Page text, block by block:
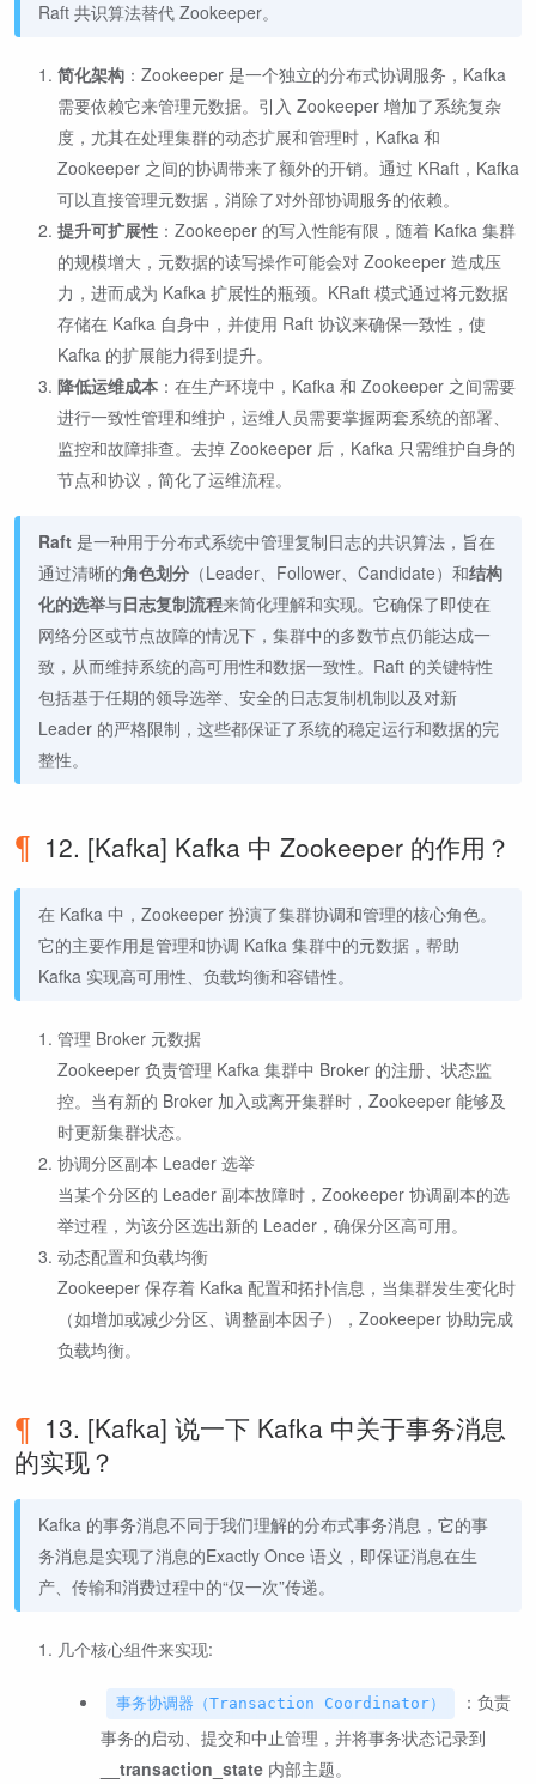
Raft 共识算法替代 Zookeeper。
简化架构 ：Zookeeper 是一个独立的分布式协调服务，Kafka
需要依赖它来管理元数据。引入 Zookeeper 增加了系统复杂
度，尤其在处理集群的动态扩展和管理时，Kafka 和
Zookeeper 之间的协调带来了额外的开销。通过 KRaft，Kafka
可以直接管理元数据，消除了对外部协调服务的依赖。
提升可扩展性 ：Zookeeper 的写入性能有限，随着 Kafka 集群
的规模增大，元数据的读写操作可能会对 Zookeeper 造成压
力，进而成为 Kafka 扩展性的瓶颈。KRaft 模式通过将元数据
存储在 Kafka 自身中，并使用 Raft 协议来确保一致性，使
Kafka 的扩展能力得到提升。
降低运维成本 ：在生产环境中，Kafka 和 Zookeeper 之间需要
进行一致性管理和维护，运维人员需要掌握两套系统的部署、
监控和故障排查。去掉 Zookeeper 后，Kafka 只需维护自身的
节点和协议，简化了运维流程。
Raft 是一种用于分布式系统中管理复制日志的共识算法，旨在
通过清晰的角色划分 （Leader、Follower、Candidate）和结构
化的选举与日志复制流程来简化理解和实现。它确保了即使在
网络分区或节点故障的情况下，集群中的多数节点仍能达成一
致，从而维持系统的高可用性和数据一致性。Raft 的关键特性
包括基于任期的领导选举、安全的日志复制机制以及对新
Leader 的严格限制，这些都保证了系统的稳定运行和数据的完
整性。
12. [Kafka] Kafka 中 Zookeeper 的作用？
在 Kafka 中，Zookeeper 扮演了集群协调和管理的核心角色。
它的主要作用是管理和协调 Kafka 集群中的元数据，帮助
Kafka 实现高可用性、负载均衡和容错性。
管理 Broker 元数据
Zookeeper 负责管理 Kafka 集群中 Broker 的注册、状态监
控。当有新的 Broker 加入或离开集群时，Zookeeper 能够及
时更新集群状态。
协调分区副本 Leader 选举
当某个分区的 Leader 副本故障时，Zookeeper 协调副本的选
举过程，为该分区选出新的 Leader，确保分区高可用。
动态配置和负载均衡
Zookeeper 保存着 Kafka 配置和拓扑信息，当集群发生变化时
（如增加或减少分区、调整副本因子），Zookeeper 协助完成
负载均衡。
13. [Kafka] 说一下 Kafka 中关于事务消息
的实现？
Kafka 的事务消息不同于我们理解的分布式事务消息，它的事
务消息是实现了消息的Exactly Once 语义，即保证消息在生
产、传输和消费过程中的“仅一次”传递。
几个核心组件来实现:
事务协调器（Transaction Coordinator）
：负责
事务的启动、提交和中止管理，并将事务状态记录到
__transaction_state 内部主题。